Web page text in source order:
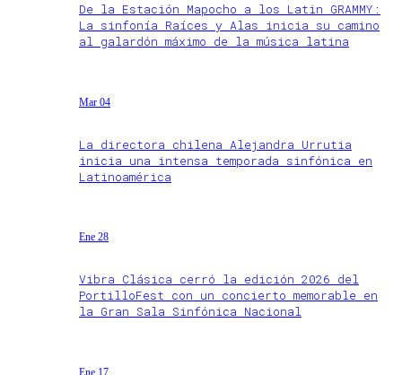
De la Estación Mapocho a los Latin GRAMMY:
La sinfonía Raíces y Alas inicia su camino
al galardón máximo de la música latina
Mar 04
La directora chilena Alejandra Urrutia
inicia una intensa temporada sinfónica en
Latinoamérica
Ene 28
Vibra Clásica cerró la edición 2026 del
PortilloFest con un concierto memorable en
la Gran Sala Sinfónica Nacional
Ene 17